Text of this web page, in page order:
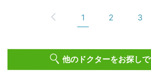
1 2 3
他のドクターをお探しで